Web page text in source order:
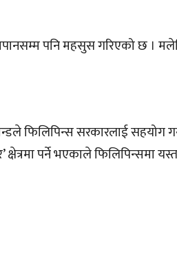
पनि महसुस गरिएको छ ।
फिलिपिन्स सरकारलाई
पर्ने भएकाले फिलिपिन्समा